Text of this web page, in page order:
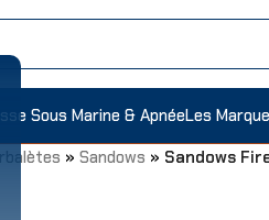
Sous Marine & ApnéeLes
» Sandows » Sandows